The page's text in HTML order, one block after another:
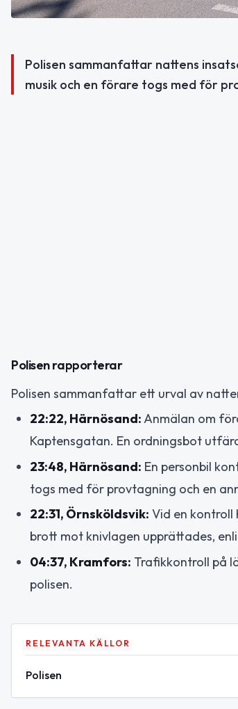
Polisen sammanfattar nattens
musik och en förare togs med för
Polisen rapporterar
Polisen sammanfattar ett urval av
22:22, Härnösand:Anmälan om
Kaptensgatan. En ordningsbot
23:48, Härnösand: En personbil
togs med för provtagning och en
22:31, Örnsköldsvik: Vid en kontroll
brott mot knivlagen upprättades,
04:37, Kramfors: Trafikkontroll på
polisen.
RELEVANTA KÄLLOR
Polisen